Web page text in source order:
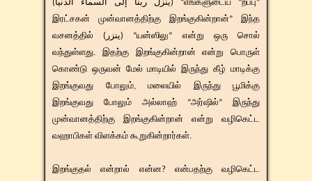
(ينزل ربنا إلى السماء الدنيا) “எங்களுடைய “றப்பு”
இரட்சகன் முன்வானத்திற்கு இறங்குகின்றான்” இந்த
வசனத்தில் (ينزر) “யன்ஸிலு” என்று ஒரு சொல்
வந்துள்ளது. இதற்கு இறங்குகின்றான் என்று பொருள்
கொண்டு ஒருவன் மேல் மாடியில் இருந்து கீழ் மாடிக்கு
இறங்குவது போலும், மலையில் இருந்து பூமிக்கு
இறங்குவது போலும் அல்லாஹ் “அர்ஷில்” இருந்து
முன்வானத்திற்கு இறங்குகின்றான் என்று வழிகெட்ட
வஹாபிகள் விளக்கம் கூறுகின்றார்கள்.
இறங்குதல் என்றால் என்ன? என்பதற்கு வழிகெட்ட